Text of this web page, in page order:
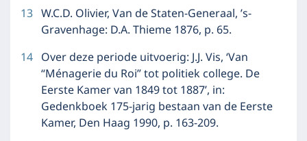
13 W.C.D. Olivier, Van de Staten-Generaal, ’s-
Gravenhage: D.A. Thieme 1876, p. 65.
14 Over deze periode uitvoerig: J.J. Vis, ‘Van
“Ménagerie du Roi” tot politiek college. De
Eerste Kamer van 1849 tot 1887’, in:
Gedenkboek 175-jarig bestaan van de Eerste
Kamer, Den Haag 1990, p. 163-209.